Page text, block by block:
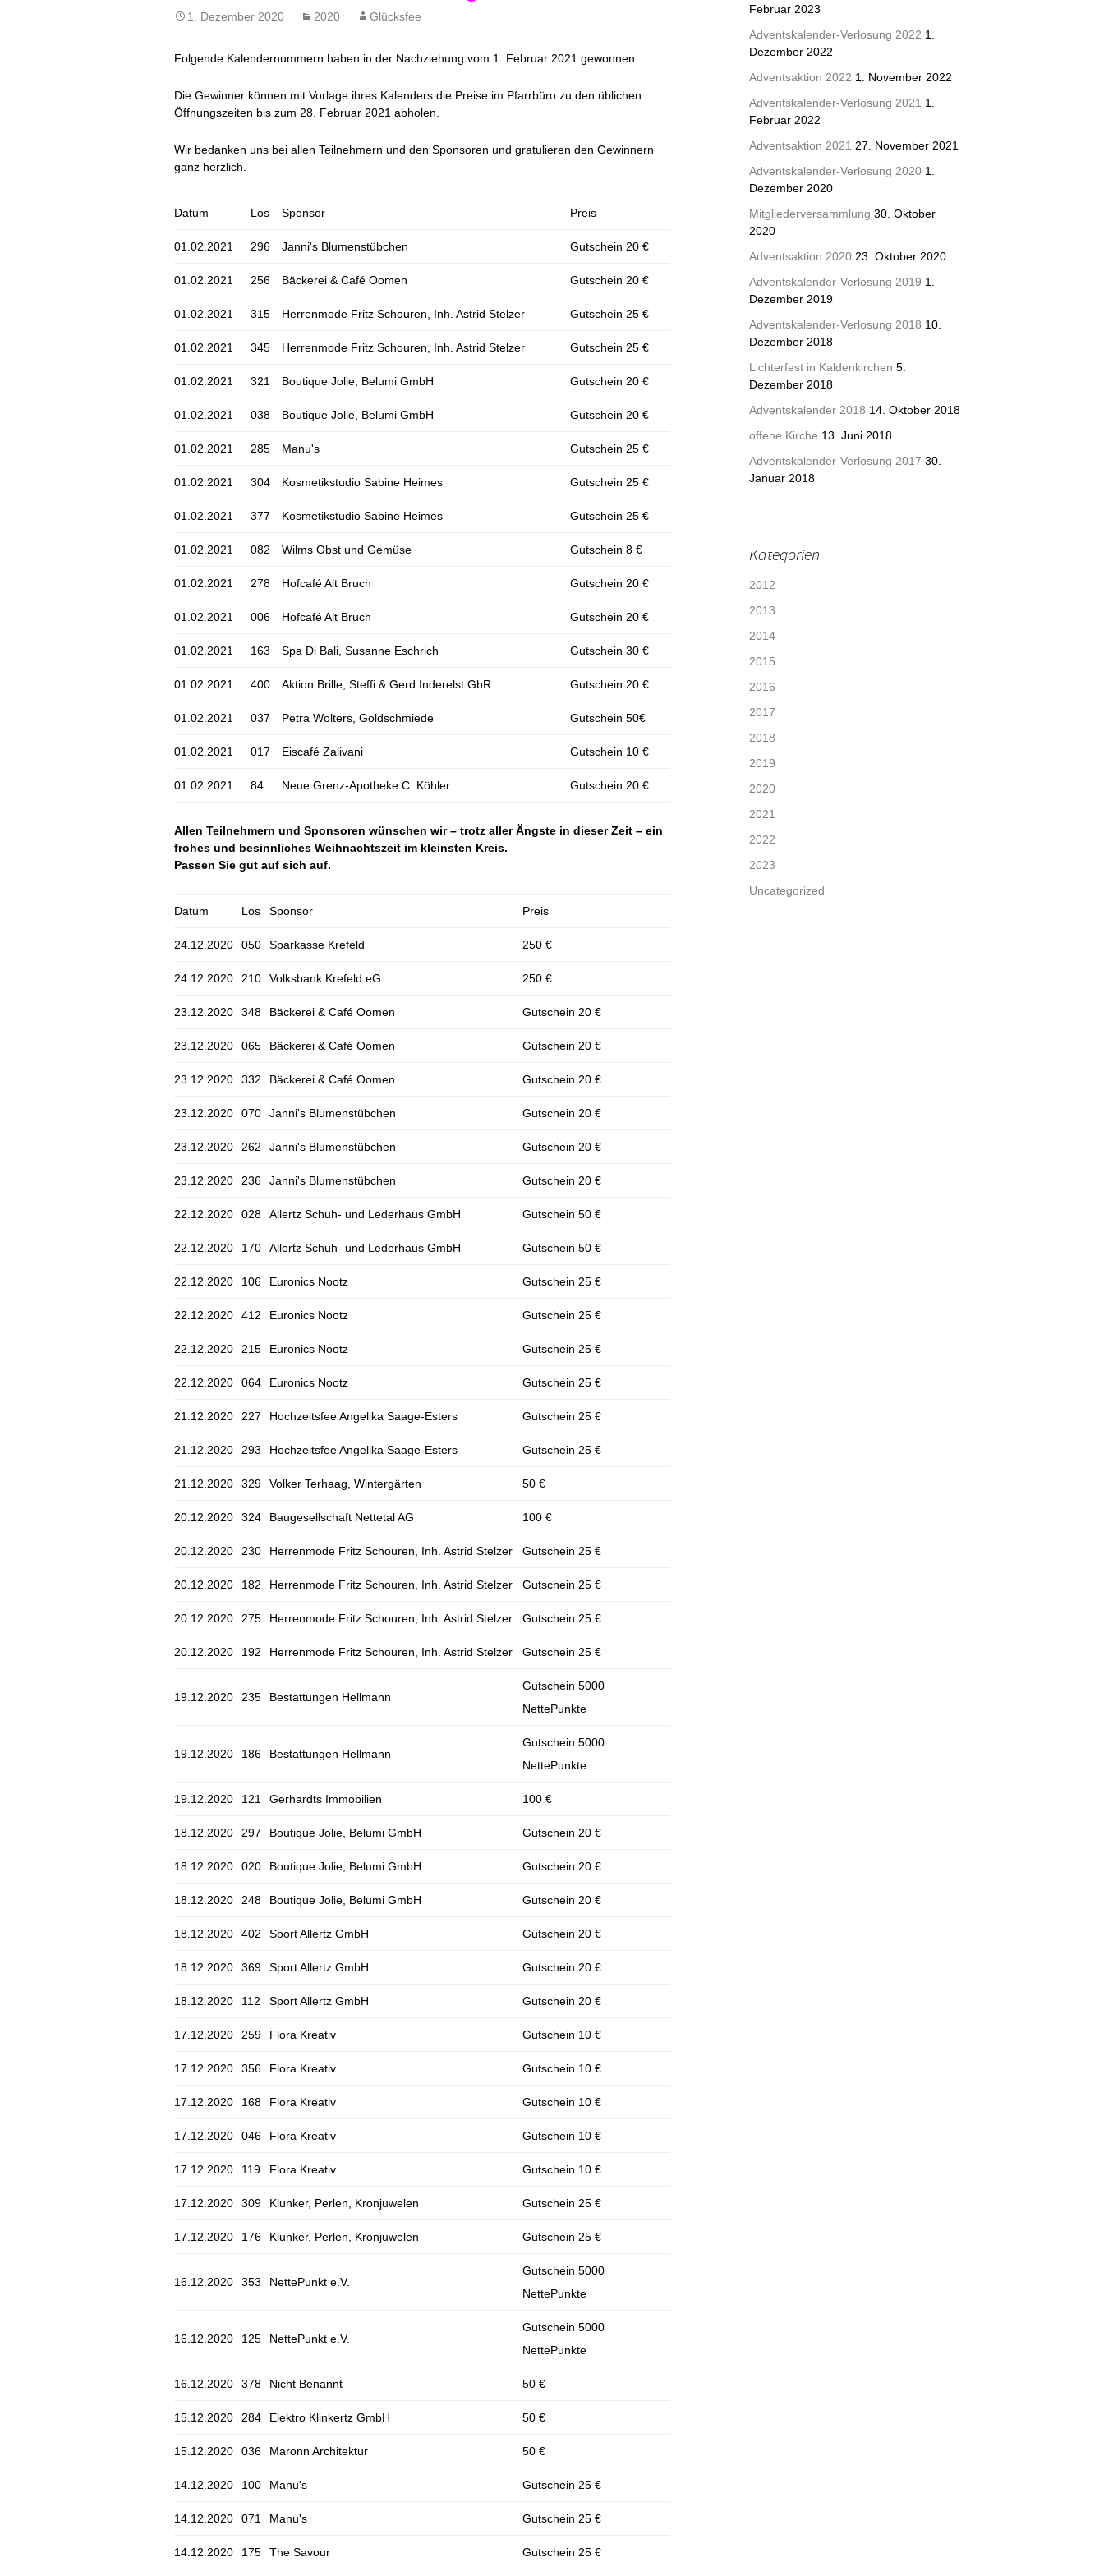
1. Dezember 2020 2020 Glücksfee
Folgende Kalendernummern haben in der Nachziehung vom 1. Februar 2021 gewonnen.
Die Gewinner können mit Vorlage ihres Kalenders die Preise im Pfarrbüro zu den üblichen
Öffnungszeiten bis zum 28. Februar 2021 abholen.
Wir bedanken uns bei allen Teilnehmern und den Sponsoren und gratulieren den Gewinnern
ganz herzlich.
Datum Los Sponsor Preis
01.02.2021 296 Janni's Blumenstübchen Gutschein 20 €
01.02.2021 256 Bäckerei & Café Oomen Gutschein 20 €
01.02.2021 315 Herrenmode Fritz Schouren, Inh. Astrid Stelzer Gutschein 25 €
01.02.2021 345 Herrenmode Fritz Schouren, Inh. Astrid Stelzer Gutschein 25 €
01.02.2021 321 Boutique Jolie, Belumi GmbH Gutschein 20 €
01.02.2021 038 Boutique Jolie, Belumi GmbH Gutschein 20 €
01.02.2021 285 Manu's Gutschein 25 €
01.02.2021 304 Kosmetikstudio Sabine Heimes Gutschein 25 €
01.02.2021 377 Kosmetikstudio Sabine Heimes Gutschein 25 €
01.02.2021 082 Wilms Obst und Gemüse Gutschein 8 €
01.02.2021 278 Hofcafé Alt Bruch Gutschein 20 €
01.02.2021 006 Hofcafé Alt Bruch Gutschein 20 €
01.02.2021 163 Spa Di Bali, Susanne Eschrich Gutschein 30 €
01.02.2021 400 Aktion Brille, Steffi & Gerd Inderelst GbR Gutschein 20 €
01.02.2021 037 Petra Wolters, Goldschmiede Gutschein 50€
01.02.2021 017 Eiscafé Zalivani Gutschein 10 €
01.02.2021 84 Neue Grenz-Apotheke C. Köhler Gutschein 20 €
Allen Teilnehmern und Sponsoren wünschen wir – trotz aller Ängste in dieser Zeit – ein
frohes und besinnliches Weihnachtszeit im kleinsten Kreis.
Passen Sie gut auf sich auf.
Datum Los Sponsor Preis
24.12.2020 050 Sparkasse Krefeld 250 €
24.12.2020 210 Volksbank Krefeld eG 250 €
23.12.2020 348 Bäckerei & Café Oomen Gutschein 20 €
23.12.2020 065 Bäckerei & Café Oomen Gutschein 20 €
23.12.2020 332 Bäckerei & Café Oomen Gutschein 20 €
23.12.2020 070 Janni's Blumenstübchen Gutschein 20 €
23.12.2020 262 Janni's Blumenstübchen Gutschein 20 €
23.12.2020 236 Janni's Blumenstübchen Gutschein 20 €
22.12.2020 028 Allertz Schuh- und Lederhaus GmbH Gutschein 50 €
22.12.2020 170 Allertz Schuh- und Lederhaus GmbH Gutschein 50 €
22.12.2020 106 Euronics Nootz Gutschein 25 €
22.12.2020 412 Euronics Nootz Gutschein 25 €
22.12.2020 215 Euronics Nootz Gutschein 25 €
22.12.2020 064 Euronics Nootz Gutschein 25 €
21.12.2020 227 Hochzeitsfee Angelika Saage-Esters Gutschein 25 €
21.12.2020 293 Hochzeitsfee Angelika Saage-Esters Gutschein 25 €
21.12.2020 329 Volker Terhaag, Wintergärten 50 €
20.12.2020 324 Baugesellschaft Nettetal AG 100 €
20.12.2020 230 Herrenmode Fritz Schouren, Inh. Astrid Stelzer Gutschein 25 €
20.12.2020 182 Herrenmode Fritz Schouren, Inh. Astrid Stelzer Gutschein 25 €
20.12.2020 275 Herrenmode Fritz Schouren, Inh. Astrid Stelzer Gutschein 25 €
20.12.2020 192 Herrenmode Fritz Schouren, Inh. Astrid Stelzer Gutschein 25 €
19.12.2020 235 Bestattungen Hellmann
Gutschein 5000
NettePunkte
19.12.2020 186 Bestattungen Hellmann
Gutschein 5000
NettePunkte
19.12.2020 121 Gerhardts Immobilien 100 €
18.12.2020 297 Boutique Jolie, Belumi GmbH Gutschein 20 €
18.12.2020 020 Boutique Jolie, Belumi GmbH Gutschein 20 €
18.12.2020 248 Boutique Jolie, Belumi GmbH Gutschein 20 €
18.12.2020 402 Sport Allertz GmbH Gutschein 20 €
18.12.2020 369 Sport Allertz GmbH Gutschein 20 €
18.12.2020 112 Sport Allertz GmbH Gutschein 20 €
17.12.2020 259 Flora Kreativ Gutschein 10 €
17.12.2020 356 Flora Kreativ Gutschein 10 €
17.12.2020 168 Flora Kreativ Gutschein 10 €
17.12.2020 046 Flora Kreativ Gutschein 10 €
17.12.2020 119 Flora Kreativ Gutschein 10 €
17.12.2020 309 Klunker, Perlen, Kronjuwelen Gutschein 25 €
17.12.2020 176 Klunker, Perlen, Kronjuwelen Gutschein 25 €
16.12.2020 353 NettePunkt e.V.
Gutschein 5000
NettePunkte
16.12.2020 125 NettePunkt e.V.
Gutschein 5000
NettePunkte
16.12.2020 378 Nicht Benannt 50 €
15.12.2020 284 Elektro Klinkertz GmbH 50 €
15.12.2020 036 Maronn Architektur 50 €
14.12.2020 100 Manu's Gutschein 25 €
14.12.2020 071 Manu's Gutschein 25 €
14.12.2020 175 The Savour Gutschein 25 €
Februar 2023
Adventskalender-Verlosung 2022 1.
Dezember 2022
Adventsaktion 2022 1. November 2022
Adventskalender-Verlosung 2021 1.
Februar 2022
Adventsaktion 2021 27. November 2021
Adventskalender-Verlosung 2020 1.
Dezember 2020
Mitgliederversammlung 30. Oktober
2020
Adventsaktion 2020 23. Oktober 2020
Adventskalender-Verlosung 2019 1.
Dezember 2019
Adventskalender-Verlosung 2018 10.
Dezember 2018
Lichterfest in Kaldenkirchen 5.
Dezember 2018
Adventskalender 2018 14. Oktober 2018
offene Kirche 13. Juni 2018
Adventskalender-Verlosung 2017 30.
Januar 2018
Kategorien
2012
2013
2014
2015
2016
2017
2018
2019
2020
2021
2022
2023
Uncategorized